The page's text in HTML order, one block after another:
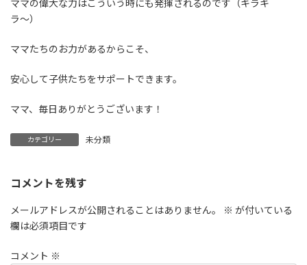
ママの偉大な力はこういう時にも発揮されるのです（キラキ
ラ〜）
ママたちのお力があるからこそ、
安心して子供たちをサポートできます。
ママ、毎日ありがとうございます！
カテゴリー 未分類
コメントを残す
メールアドレスが公開されることはありません。 ※ が付いている
欄は必須項目です
コメント ※